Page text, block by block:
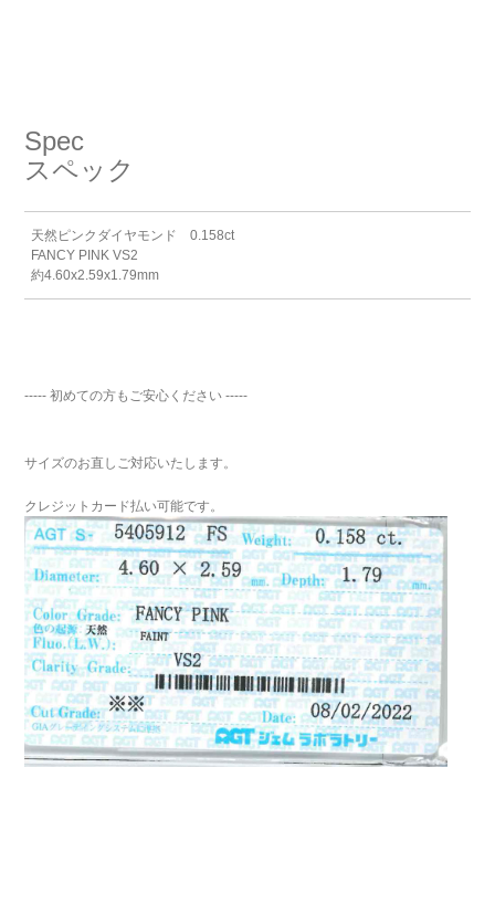
Spec
スペック
天然ピンクダイヤモンド 0.158ct
FANCY PINK VS2
約4.60x2.59x1.79mm
----- 初めての方もご安心ください -----
サイズのお直しご対応いたします。
クレジットカード払い可能です。